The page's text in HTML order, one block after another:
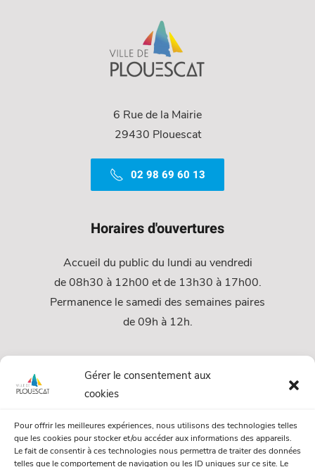
Gérer le consentement aux
cookies
Pour offrir les meilleures expériences, nous utilisons des technologies telles
que les cookies pour stocker et/ou accéder aux informations des appareils.
Le fait de consentir à ces technologies nous permettra de traiter des données
telles que le comportement de navigation ou les ID uniques sur ce site. Le
6 Rue de la Mairie
29430 Plouescat
02 98 69 60 13
Horaires d'ouvertures
Accueil du public du lundi au vendredi
de 08h30 à 12h00 et de 13h30 à 17h00.
Permanence le samedi des semaines paires
de 09h à 12h.
Services
Urbanisme
Papiers et citoyenneté